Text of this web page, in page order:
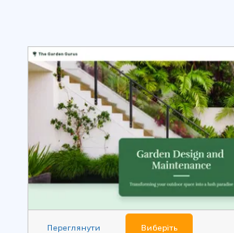
Переглянути Виберіть